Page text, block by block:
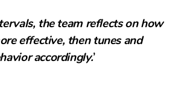
the team reflects on how
effective, then tunes and
accordingly.’